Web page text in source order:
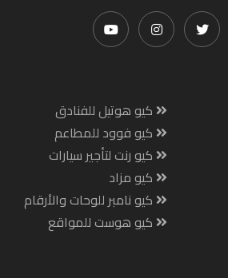
كيو هوتيل للفنادق
كيو فوود للمطاعم
كيو رنت لتأجير سيارات
كيو مزاد
كيو نامبر للوحات والأرقام
كيو هوست للمواقع